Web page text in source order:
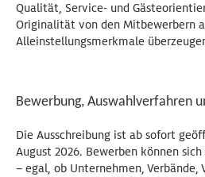
Qualität, Service- und
Originalität von den Mitbewerbern
Alleinstellungsmerkmale
Bewerbung, Auswahlverfahren
Die Ausschreibung ist ab sofort
August 2026. Bewerben können
– egal, ob Unternehmen, Verbände,